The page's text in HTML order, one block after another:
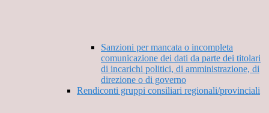
Sanzioni per mancata o incompleta
comunicazione dei dati da parte dei titolari
di incarichi politici, di amministrazione, di
direzione o di governo
Rendiconti gruppi consiliari regionali/provinciali